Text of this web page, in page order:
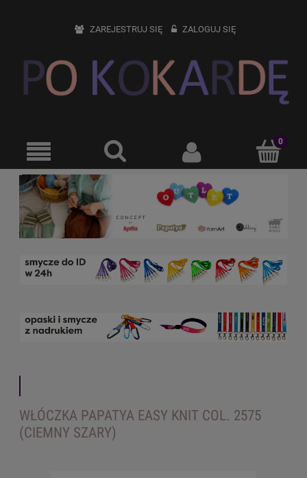
ZAREJESTRUJ SIĘ ZALOGUJ SIĘ
WŁÓCZKA PAPATYA EASY KNIT COL. 2575
(CIEMNY SZARY)